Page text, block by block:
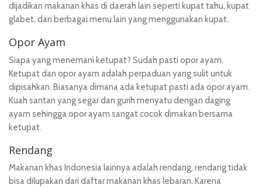
dijadikan makanan khas di daerah lain seperti kupat tahu, kupat
glabet, dan berbagai menu lain yang menggunakan kupat.
Opor Ayam
Siapa yang menemani ketupat? Sudah pasti opor ayam.
Ketupat dan opor ayam adalah perpaduan yang sulit untuk
dipisahkan. Biasanya dimana ada ketupat pasti ada opor ayam.
Kuah santan yang segar dan gurih menyatu dengan daging
ayam sehingga opor ayam sangat cocok dimakan bersama
ketupat.
Rendang
Makanan khas Indonesia lainnya adalah rendang, rendang tidak
bisa dilupakan dari daftar makanan khas lebaran. Karena